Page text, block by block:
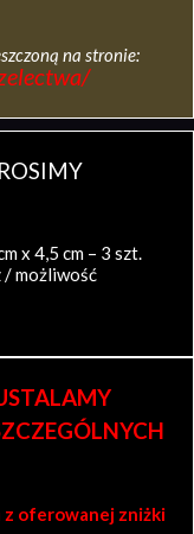
na stronie:
x 4,5 cm – 3 szt.
/ możliwość
z oferowanej zniżki